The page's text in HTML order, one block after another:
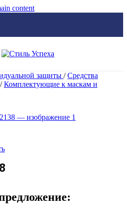
content
защиты / Средства
/ Комплектующие к маскам и